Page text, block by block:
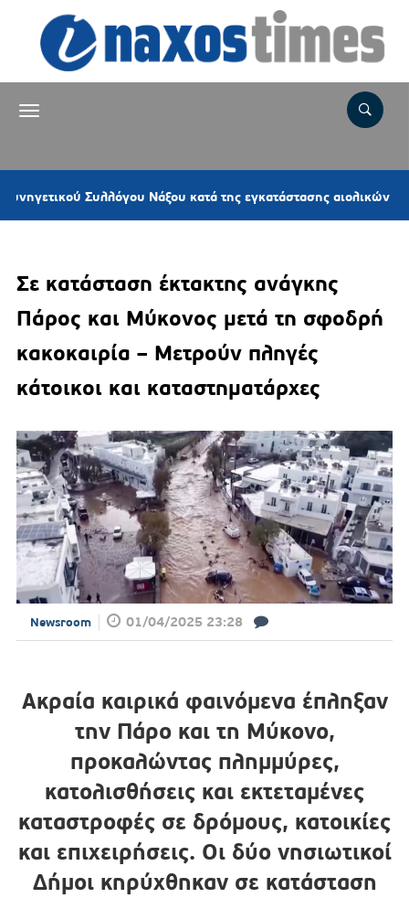
Νάξου κατά της εγκατάστασης αιολικών πάρκων στις
Σε κατάσταση έκτακτης ανάγκης
Πάρος και Μύκονος μετά τη σφοδρή
κακοκαιρία – Μετρούν πληγές
κάτοικοι και καταστηματάρχες
Newsroom 01/04/2025 23:28
Ακραία καιρικά φαινόμενα έπληξαν
την Πάρο και τη Μύκονο,
προκαλώντας πλημμύρες,
κατολισθήσεις και εκτεταμένες
καταστροφές σε δρόμους, κατοικίες
και επιχειρήσεις. Οι δύο νησιωτικοί
Δήμοι κηρύχθηκαν σε κατάσταση